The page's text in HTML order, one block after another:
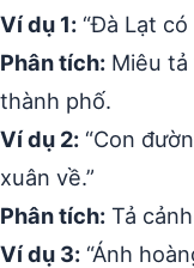
Ví dụ 1: “Đà Lạt
Phân tích: Miêu
thành phố.
Ví dụ 2: “Con
xuân về.”
Phân tích: Tả
Ví dụ 3: “Ánh